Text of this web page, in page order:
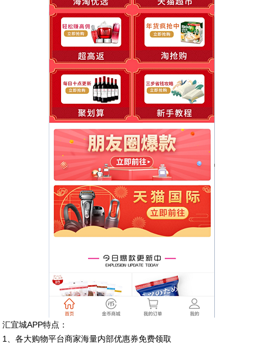
汇宜城APP特点：
1、各大购物平台商家海量内部优惠券免费领取